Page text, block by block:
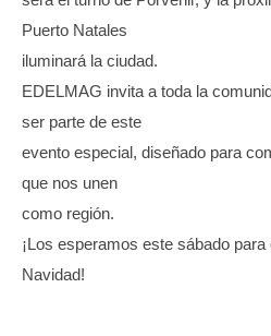
Puerto Natales
iluminará la ciudad.
EDELMAG invita a toda la
ser parte de este
evento especial, diseñado para
que nos unen
como región.
¡Los esperamos este sábado
Navidad!